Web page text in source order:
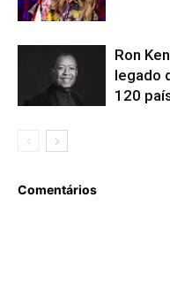
Ron
legado
120
Comentários